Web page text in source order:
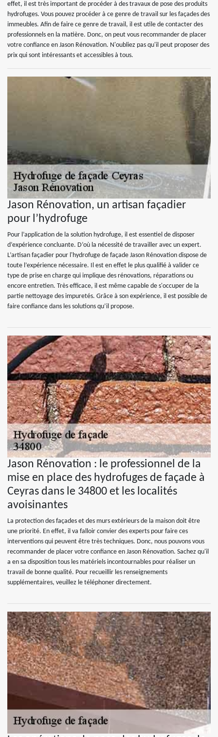
effet, il est très important de procéder à des travaux de pose des produits
hydrofuges. Vous pouvez procéder à ce genre de travail sur les façades des
immeubles. Afin de faire ce genre de travail, il est utile de contacter des
professionnels en la matière. Donc, on peut vous recommander de placer
votre confiance en Jason Rénovation. N'oubliez pas qu'il peut proposer des
prix qui sont intéressants et accessibles à tous.
Jason Rénovation, un artisan façadier
pour l’hydrofuge
Pour l’application de la solution hydrofuge, il est essentiel de disposer
d’expérience concluante. D’où la nécessité de travailler avec un expert.
L’artisan façadier pour l'hydrofuge de façade Jason Rénovation dispose de
toute l’expérience nécessaire. Il est en effet le plus qualifié à valider ce
type de prise en charge qui implique des rénovations, réparations ou
encore entretien. Très efficace, il est même capable de s'occuper de la
partie nettoyage des impuretés. Grâce à son expérience, il est possible de
faire confiance dans les solutions qu’il propose.
Jason Rénovation : le professionnel de la
mise en place des hydrofuges de façade à
Ceyras dans le 34800 et les localités
avoisinantes
La protection des façades et des murs extérieurs de la maison doit être
une priorité. En effet, il va falloir convier des experts pour faire ces
interventions qui peuvent être très techniques. Donc, nous pouvons vous
recommander de placer votre confiance en Jason Rénovation. Sachez qu'il
a en sa disposition tous les matériels incontournables pour réaliser un
travail de bonne qualité. Pour recueillir les renseignements
supplémentaires, veuillez le téléphoner directement.